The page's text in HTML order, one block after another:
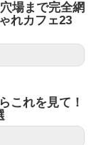
場まで完全網
れカフェ23
これを見て！